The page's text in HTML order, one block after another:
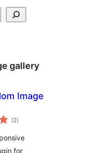
gallery
Image
(2एकूण
मूल्यांकन
)
for